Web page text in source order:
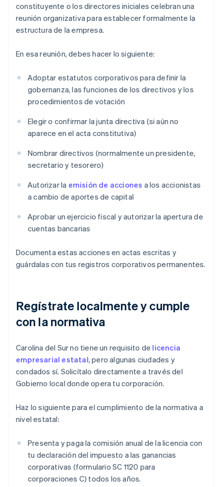
constituyente o los directores iniciales celebran una
reunión organizativa para establecer formalmente la
estructura de la empresa.
En esa reunión, debes hacer lo siguiente:
Adoptar estatutos corporativos para definir la
gobernanza, las funciones de los directivos y los
procedimientos de votación
Elegir o confirmar la junta directiva (si aún no
aparece en el acta constitutiva)
Nombrar directivos (normalmente un presidente,
secretario y tesorero)
Autorizar la emisión de acciones a los accionistas
a cambio de aportes de capital
Aprobar un ejercicio fiscal y autorizar la apertura de
cuentas bancarias
Documenta estas acciones en actas escritas y
guárdalas con tus registros corporativos permanentes.
Regístrate localmente y cumple
con la normativa
Carolina del Sur no tiene un requisito de licencia
empresarial estatal, pero algunas ciudades y
condados sí. Solicítalo directamente a través del
Gobierno local donde opera tu corporación.
Haz lo siguiente para el cumplimiento de la normativa a
nivel estatal:
Presenta y paga la comisión anual de la licencia con
tu declaración del impuesto a las ganancias
corporativas (formulario SC 1120 para
corporaciones C) todos los años.